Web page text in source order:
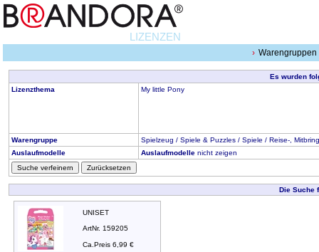
LIZENZEN
Warengruppen
Es wurden
Lizenzthema
My little Pony
Warengruppe
Spielzeug / Spiele & Puzzles / Spiele / Reise-,
Auslaufmodelle
Auslaufmodelle nicht zeigen
Suche verfeinern
Zurücksetzen
Die Suche
UNISET
ArtNr. 159205
Ca.Preis 6,99 €